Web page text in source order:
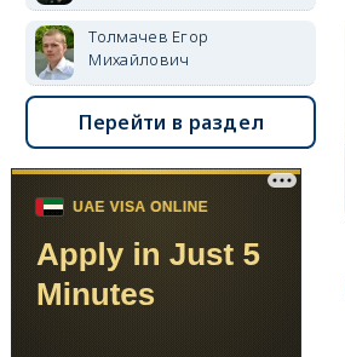
Толмачев Егор
Михайлович
Перейти в раздел